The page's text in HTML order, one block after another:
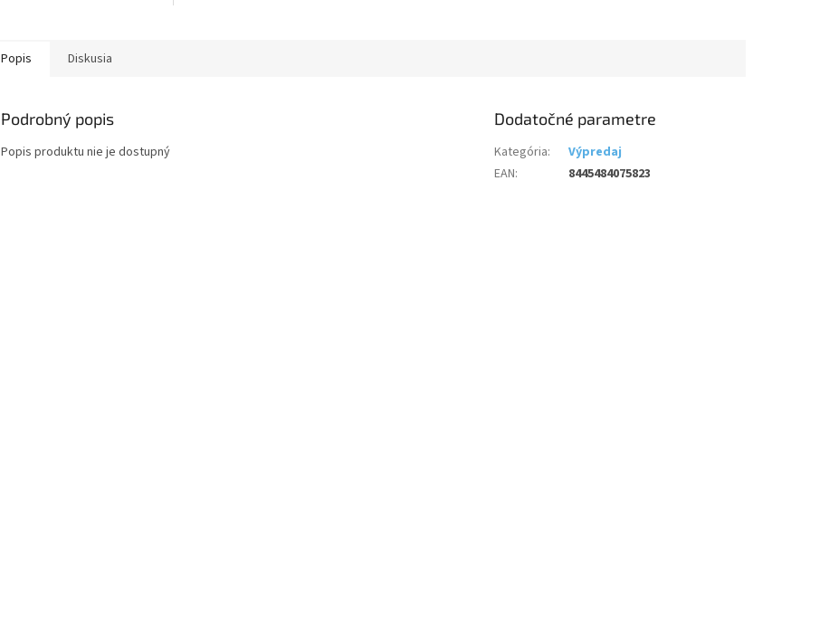
Popis Diskusia
Podrobný popis
Popis produktu nie je dostupný
Dodatočné parametre
Kategória:
Výpredaj
EAN: 8445484075823